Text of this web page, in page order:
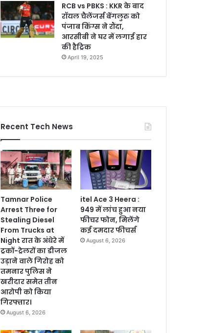
RCB vs PBKS : KKR के बाद
रॉयल चैलेंजर्स बेंगलुरु को
पंजाब किंग्स ने रौंदा,
आरसीबी ने घर में लगाई हार
की हैट्रिक
April 19, 2025
Recent Tech News
Tamnar Police
Arrest Three for
Stealing Diesel
From Trucks at
Night रात के अंधेरे में
ट्रकों-ट्रेलरों का डीजल
उड़ाने वाले गिरोह को
तमनार पुलिस ने
खरीदार समेत तीन
आरोपी को किया
गिरफ्तार।
August 6, 2026
itel Ace 3 Heera :
949 में लांच हुआ नया
फीचर फोन, मिलेंगे
कई दमदार फीचर्स
August 6, 2026